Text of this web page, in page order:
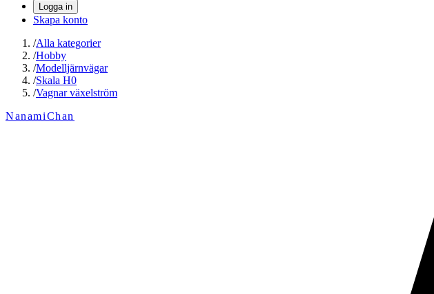
Logga in
Skapa konto
/Alla kategorier
/Hobby
/Modelljärnvägar
/Skala H0
/Vagnar växelström
NanamiChan